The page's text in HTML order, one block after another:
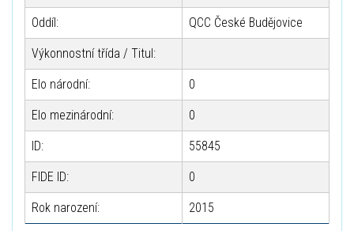
Oddíl: QCC České Budějovice
Výkonnostní třída / Titul:
Elo národní: 0
Elo mezinárodní: 0
ID: 55845
FIDE ID: 0
Rok narození: 2015